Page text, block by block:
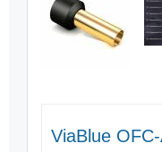
ViaBlue